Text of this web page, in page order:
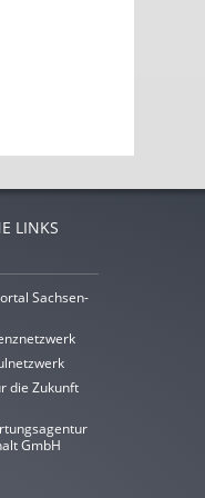
LINKS
Sachsen-
die Zukunft
GmbH